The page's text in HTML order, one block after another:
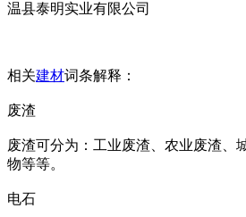
温县泰明实业有限公司
相关建材词条解释：
废渣
废渣可分为：工业废渣、农业废渣、
物等等。
电石